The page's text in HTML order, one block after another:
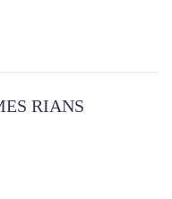
RIANS